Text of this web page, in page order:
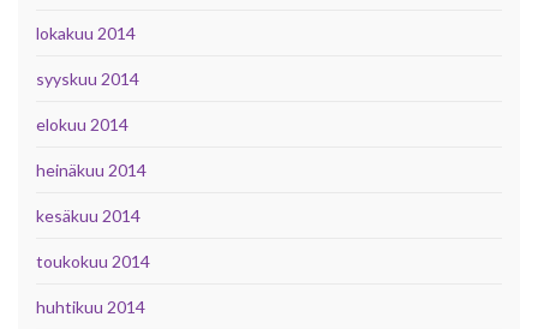
lokakuu 2014
syyskuu 2014
elokuu 2014
heinäkuu 2014
kesäkuu 2014
toukokuu 2014
huhtikuu 2014